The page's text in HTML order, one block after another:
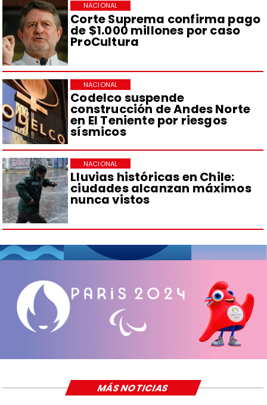
Corte Suprema confirma pago
de $1.000 millones por caso
ProCultura
NACIONAL
Codelco suspende
construcción de Andes Norte
en El Teniente por riesgos
sísmicos
NACIONAL
Lluvias históricas en Chile:
ciudades alcanzan máximos
nunca vistos
NACIONAL
MÁS NOTICIAS